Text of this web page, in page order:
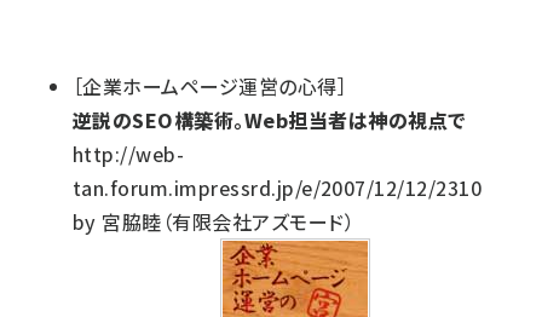
［企業ホームページ運営の心得］
逆説のSEO構築術。Web担当者は神の視点で
http://web-
tan.forum.impressrd.jp/e/2007/12/12/2310
by 宮脇睦（有限会社アズモード）